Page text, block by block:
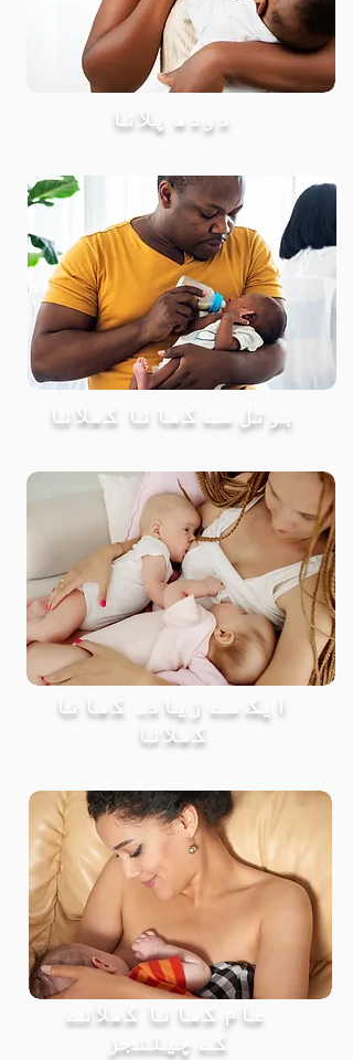
دودھ پلانا
بوتل سے کھانا کھلانا
ایک سے زیادہ کھانا
کھلانا
عام کھانا کھلانے
کے چیلنجز